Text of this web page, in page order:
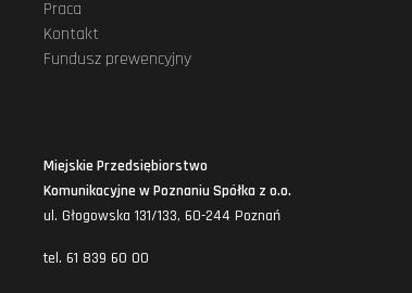
Praca
Kontakt
Fundusz prewencyjny
Miejskie Przedsiębiorstwo
Komunikacyjne w Poznaniu Spółka z o.o.
ul. Głogowska 131/133, 60-244 Poznań
tel. 61 839 60 00